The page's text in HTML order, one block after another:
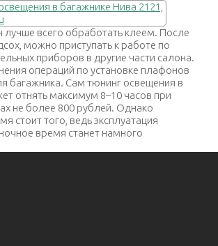
всего обработать клеем. После
можно приступать к работе по
приборов в другие части салона.
операций по установке плафонов
багажника. Сам тюнинг освещения в
отнять максимум 8–10 часов при
не более 800 рублей. Однако
стоит того, ведь эксплуатация
время станет намного